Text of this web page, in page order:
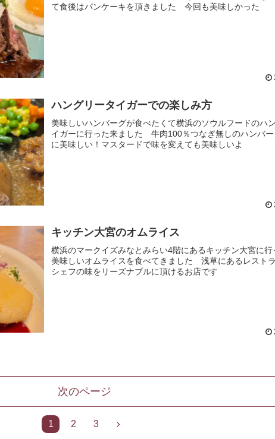
て食後はパンケーキを頂きました 今回も美味しかった
ハングリータイガーでの楽しみ方
美味しいハンバーグが食べたくて横浜のソウルフードのハ
イガーに行った来ました 牛肉100％つなぎ無しのハンバー
に美味しい！マスタードで味を変えても美味しいよ
キッチン大宮のオムライス
横浜のマークイズみなとみらい4階にあるキッチン大宮に行
美味しいオムライスを食べてきました 浅草にあるレスト
シェフの味をリーズナブルに頂けるお店です
次のページ
1 2 3
次